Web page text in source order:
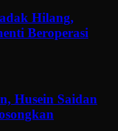
Hilang,
Beroperasi
Husein Saidan